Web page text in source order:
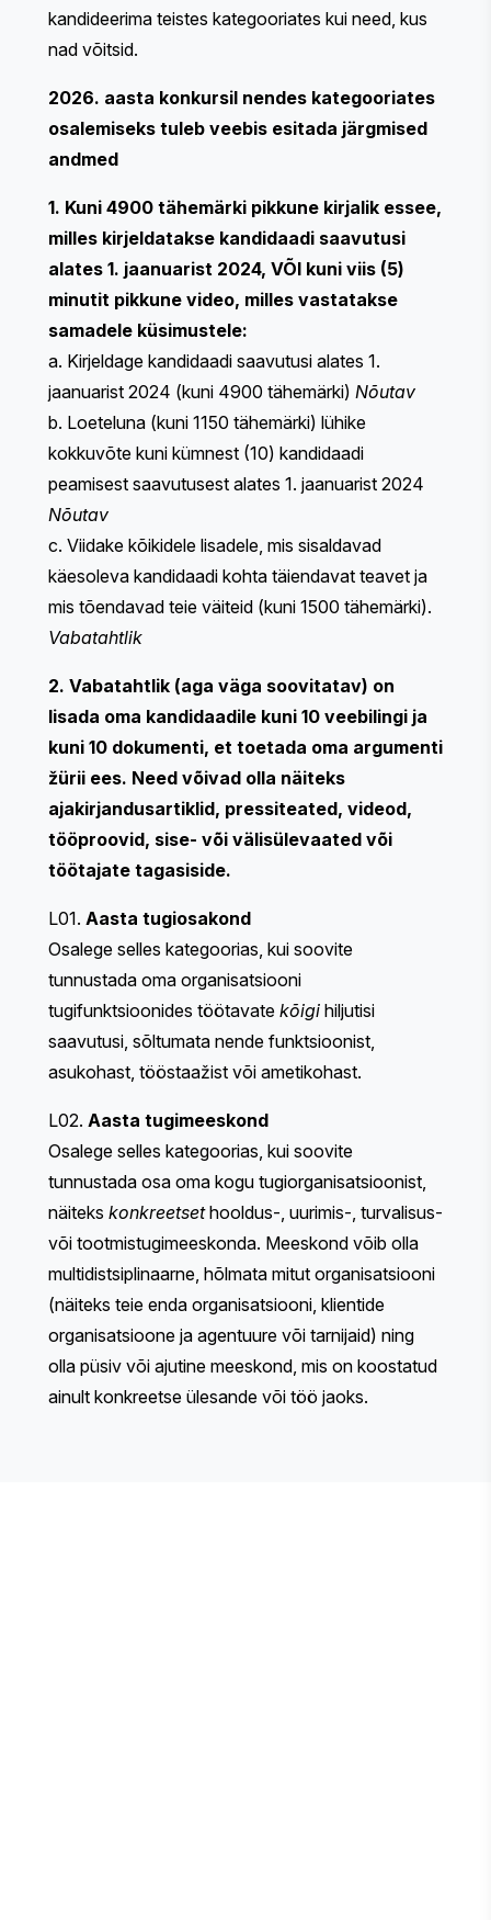
kandideerima teistes kategooriates kui need, kus
nad võitsid.
2026. aasta konkursil nendes kategooriates
osalemiseks tuleb veebis esitada järgmised
andmed
1. Kuni 4900 tähemärki pikkune kirjalik essee,
milles kirjeldatakse kandidaadi saavutusi
alates 1. jaanuarist 2024, VÕI kuni viis (5)
minutit pikkune video, milles vastatakse
samadele küsimustele:
a. Kirjeldage kandidaadi saavutusi alates 1.
jaanuarist 2024 (kuni 4900 tähemärki) Nõutav
b. Loeteluna (kuni 1150 tähemärki) lühike
kokkuvõte kuni kümnest (10) kandidaadi
peamisest saavutusest alates 1. jaanuarist 2024
Nõutav
c. Viidake kõikidele lisadele, mis sisaldavad
käesoleva kandidaadi kohta täiendavat teavet ja
mis tõendavad teie väiteid (kuni 1500 tähemärki).
Vabatahtlik
2. Vabatahtlik (aga väga soovitatav) on
lisada oma kandidaadile kuni 10 veebilingi ja
kuni 10 dokumenti, et toetada oma argumenti
žürii ees. Need võivad olla näiteks
ajakirjandusartiklid, pressiteated, videod,
tööproovid, sise- või välisülevaated või
töötajate tagasiside.
L01. Aasta tugiosakond
Osalege selles kategoorias, kui soovite
tunnustada oma organisatsiooni
tugifunktsioonides töötavate kõigi hiljutisi
saavutusi, sõltumata nende funktsioonist,
asukohast, tööstaažist või ametikohast.
L02. Aasta tugimeeskond
Osalege selles kategoorias, kui soovite
tunnustada osa oma kogu tugiorganisatsioonist,
näiteks konkreetsethooldus-, uurimis-, turvalisus-
või tootmistugimeeskonda. Meeskond võib olla
multidistsiplinaarne, hõlmata mitut organisatsiooni
(näiteks teie enda organisatsiooni, klientide
organisatsioone ja agentuure või tarnijaid) ning
olla püsiv või ajutine meeskond, mis on koostatud
ainult konkreetse ülesande või töö jaoks.